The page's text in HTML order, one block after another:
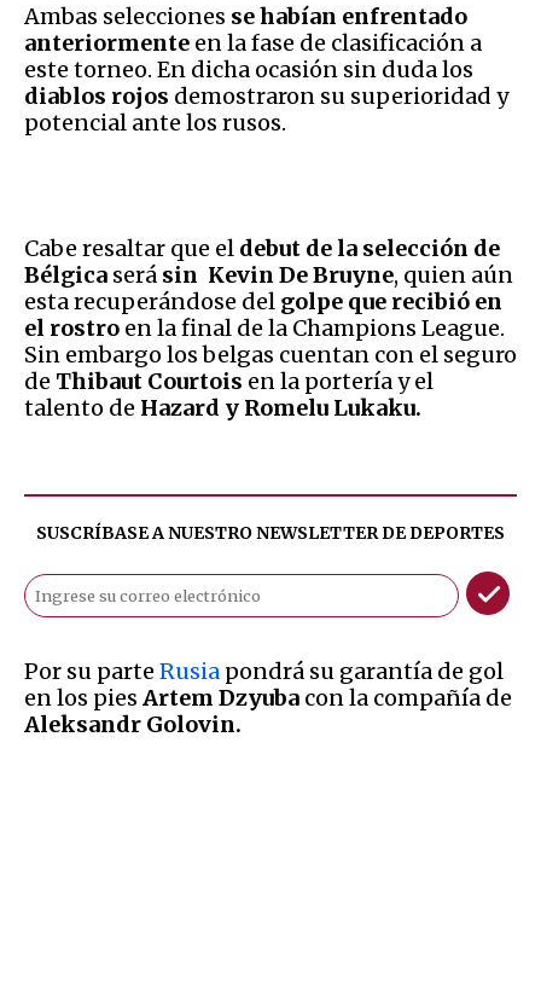
Ambas selecciones se habían enfrentado
anteriormente en la fase de clasificación a
este torneo. En dicha ocasión sin duda los
diablos rojos demostraron su superioridad y
potencial ante los rusos.
Cabe resaltar que el debut de la selección de
Bélgica será sin Kevin De Bruyne, quien aún
esta recuperándose del golpe que recibió en
el rostro en la final de la Champions League.
Sin embargo los belgas cuentan con el seguro
de Thibaut Courtois en la portería y el
talento de Hazard y Romelu Lukaku.
SUSCRÍBASE A NUESTRO NEWSLETTER DEDEPORTES
Por su parte Rusia pondrá su garantía de gol
en los pies Artem Dzyuba con la compañía de
Aleksandr Golovin.